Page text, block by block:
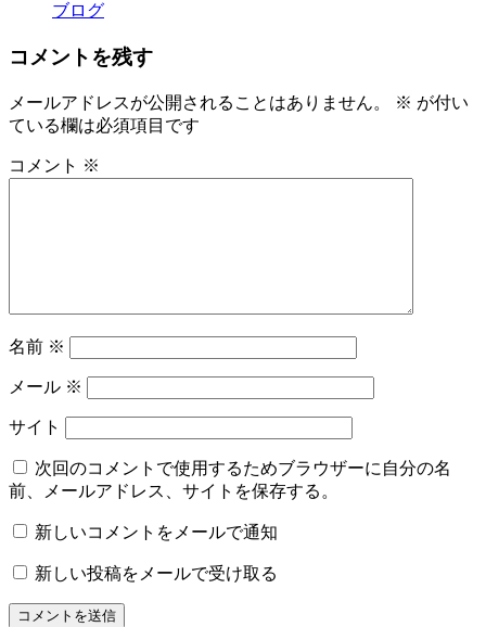
ブログ
コメントを残す
メールアドレスが公開されることはありません。 ※ が付い
ている欄は必須項目です
コメント ※
名前 ※
メール ※
サイト
次回のコメントで使用するためブラウザーに自分の名
前、メールアドレス、サイトを保存する。
新しいコメントをメールで通知
新しい投稿をメールで受け取る